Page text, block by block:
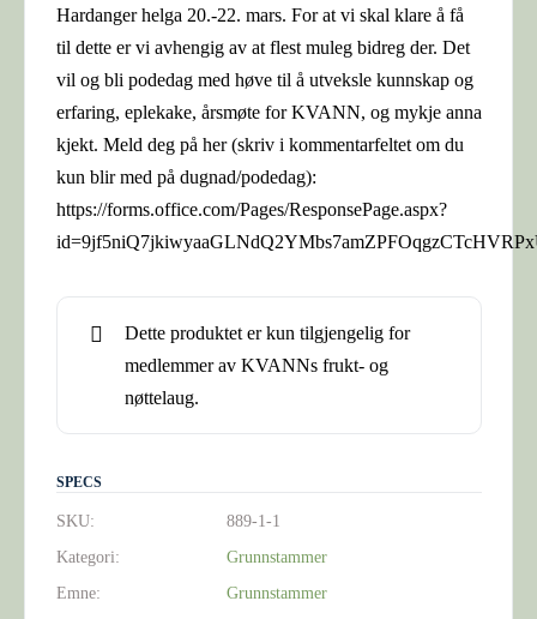
Hardanger helga 20.-22. mars. For at vi skal klare å få
til dette er vi avhengig av at flest muleg bidreg der. Det
vil og bli podedag med høve til å utveksle kunnskap og
erfaring, eplekake, årsmøte for KVANN, og mykje anna
kjekt. Meld deg på her (skriv i kommentarfeltet om du
kun blir med på dugnad/podedag):
https://forms.office.com/Pages/ResponsePage.aspx?
Dette produktet er kun tilgjengelig for
medlemmer av KVANNs frukt- og
nøttelaug.
SPECS
SKU:
889-1-1
Kategori:
Grunnstammer
Emne:
Grunnstammer